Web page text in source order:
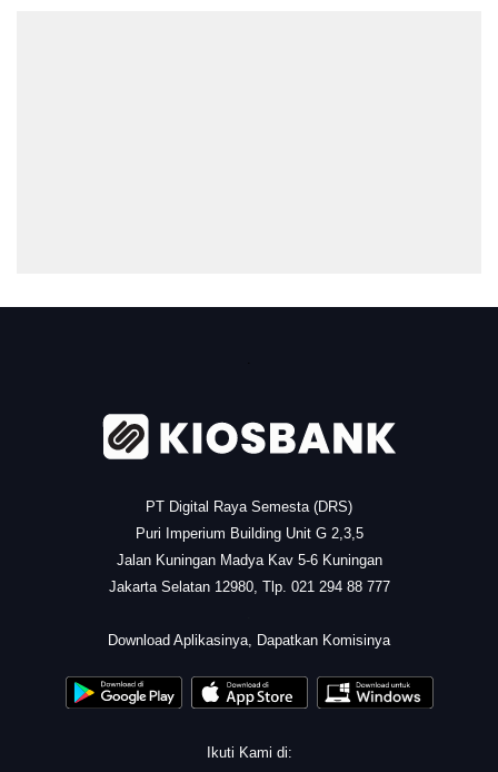
PT Digital Raya Semesta (DRS)
Puri Imperium Building Unit G 2,3,5
Jalan Kuningan Madya Kav 5-6 Kuningan
Jakarta Selatan 12980, Tlp. 021 294 88 777
Download Aplikasinya, Dapatkan Komisinya
Ikuti Kami di: